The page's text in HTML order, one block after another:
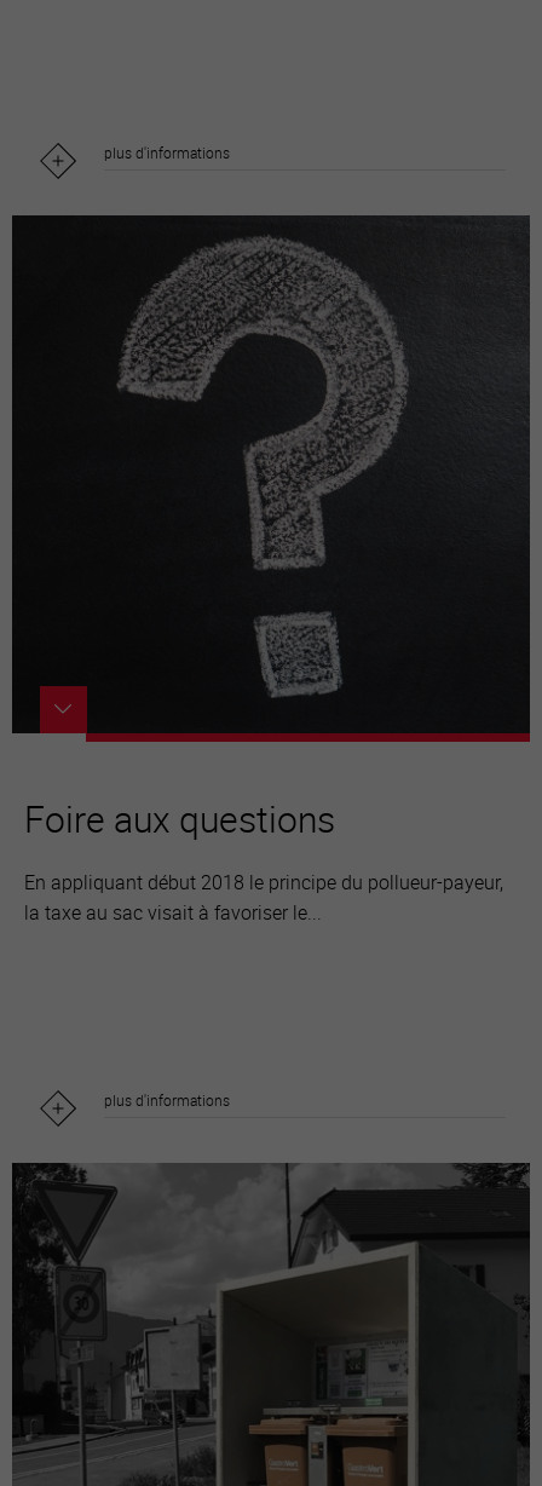
plus d'informations
Foire aux questions
En appliquant début 2018 le principe du pollueur-payeur,
la taxe au sac visait à favoriser le...
plus d'informations